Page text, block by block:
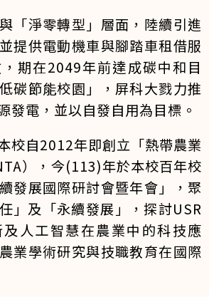
「淨零轉型」層面，陸續引進
提供電動機車與腳踏車租借服
期在2049年前達成碳中和目
碳節能校園」，屏科大戮力推
發電，並以自發自用為目標。
校自2012年即創立「熱帶農業
），今(113)年於本校百年校
發展國際研討會暨年會」，聚
」及「永續發展」，探討USR
人工智慧在農業中的科技應
業學術研究與技職教育在國際